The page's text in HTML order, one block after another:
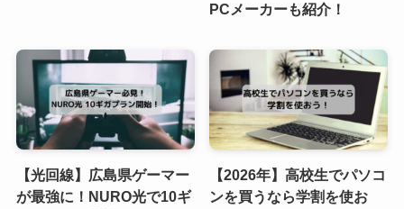
PCメーカーも紹介！
【光回線】広島県ゲーマー
が最強に！NURO光で10ギ
【2026年】高校生でパソコ
ンを買うなら学割を使お